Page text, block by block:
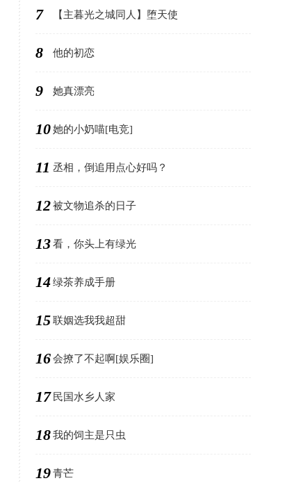
7 【主暮光之城同人】堕天使
8 他的初恋
9 她真漂亮
10她的小奶喵[电竞]
11 丞相，倒追用点心好吗？
12被文物追杀的日子
13看，你头上有绿光
14绿茶养成手册
15联姻选我我超甜
16会撩了不起啊[娱乐圈]
17 民国水乡人家
18我的饲主是只虫
19青芒